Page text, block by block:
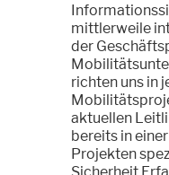
mittlerweile
der
richten uns in
aktuellen
bereits in
Projekten